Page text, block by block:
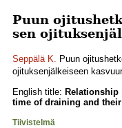
Puun
sen
Seppälä K. Puun
ojituksenjälkeiseen
English title: Relationship
time of draining and
Tiivistelmä